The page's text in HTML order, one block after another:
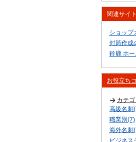
関連サイト
ショップ
封筒作成
鈴鹿 ホ
お役立ち
カテ
高級名刺
職業別(7)
海外名刺
ビジネス